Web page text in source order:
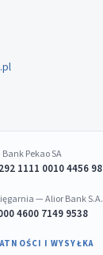
Pekao SA
1111 0010 4456
— Alior Bank S.A.
4600 7149 9538
I WYSYŁKA